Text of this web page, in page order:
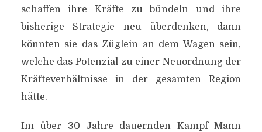
schaffen ihre Kräfte zu bündeln und ihre
bisherige Strategie neu überdenken, dann
könnten sie das Züglein an dem Wagen sein,
welche das Potenzial zu einer Neuordnung der
Kräfteverhältnisse in der gesamten Region
hätte.
Im über 30 Jahre dauernden Kampf Mann